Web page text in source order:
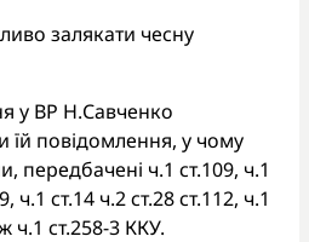
залякати чесну
у ВР Н.Савченко
їй повідомлення, у чому
передбачені ч.1 ст.109, ч.1
ч.1 ст.14 ч.2 ст.28 ст.112, ч.1
ч.1 ст.258-3 ККУ.